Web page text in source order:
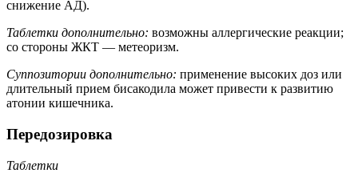
снижение АД).
Таблетки дополнительно: возможны аллергические реакции;
со стороны ЖКТ — метеоризм.
Суппозитории дополнительно: применение высоких доз или
длительный прием бисакодила может привести к развитию
атонии кишечника.
Передозировка
Таблетки